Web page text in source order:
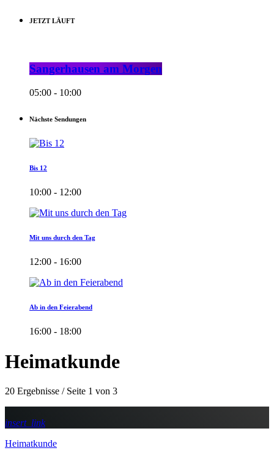
JETZT LÄUFT
Sangerhausen am Morgen
05:00 - 10:00
Nächste Sendungen
Bis 12
10:00 - 12:00
Mit uns durch den Tag
12:00 - 16:00
Ab in den Feierabend
16:00 - 18:00
Heimatkunde
20 Ergebnisse / Seite 1 von 3
insert_link
Heimatkunde